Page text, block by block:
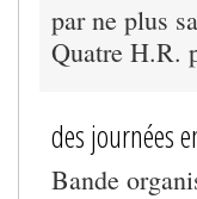
par ne plus
Quatre H.R.
des journées
Bande